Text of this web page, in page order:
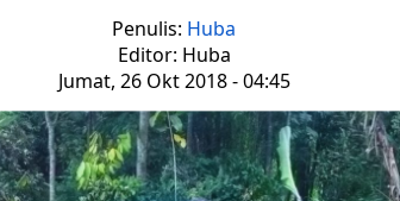
Penulis: Huba
Editor: Huba
Jumat, 26 Okt 2018 - 04:45